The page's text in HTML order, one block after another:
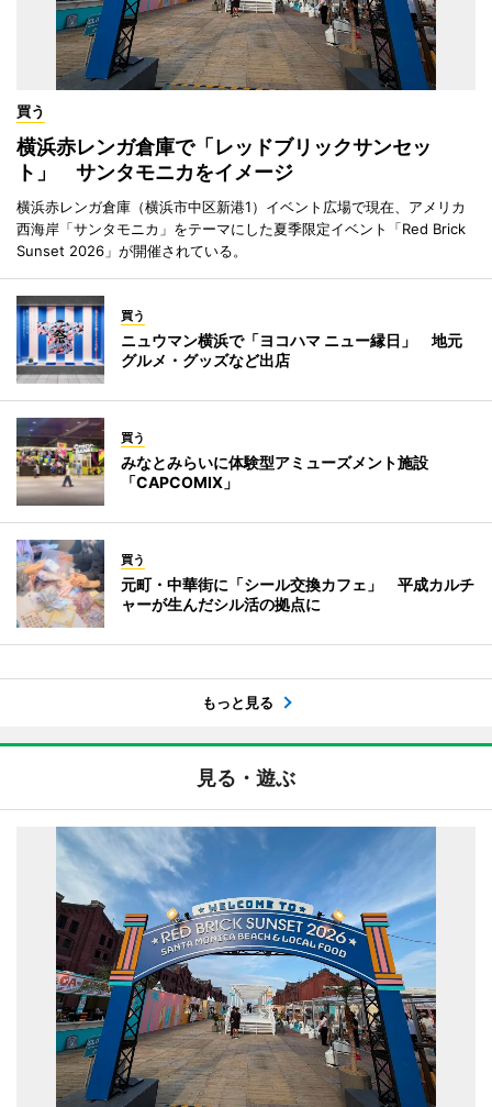
買う
横浜赤レンガ倉庫で「レッドブリックサンセッ
ト」 サンタモニカをイメージ
横浜赤レンガ倉庫（横浜市中区新港1）イベント広場で現在、アメリカ
西海岸「サンタモニカ」をテーマにした夏季限定イベント「Red Brick
Sunset 2026」が開催されている。
買う
ニュウマン横浜で「ヨコハマ ニュー縁日」 地元
グルメ・グッズなど出店
買う
みなとみらいに体験型アミューズメント施設
「CAPCOMIX」
買う
元町・中華街に「シール交換カフェ」 平成カルチ
ャーが生んだシル活の拠点に
もっと見る
見る・遊ぶ